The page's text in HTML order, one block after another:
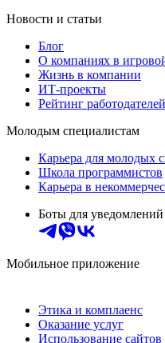
Новости и статьи
Блог
О компаниях в
Жизнь в компании
ИТ-проекты
Рейтинг
Молодым специалистам
Карьера для молодых
Школа программистов
Карьера в
Боты для уведомлений
Мобильное приложение
Этика и комплаенс
Оказание услуг
Использование сайтов